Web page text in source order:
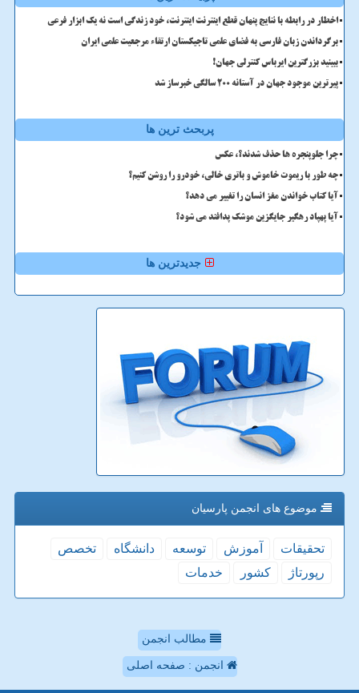
اخطار در رابطه با نتایج پنهان قطع اینترنت اینترنت، خود زندگی است نه یک ابزار فرعی
برگرداندن زبان فارسی به فضای علمی تاجیکستان ارتقاء مرجعیت علمی ایران
ببینید بزرگترین ایرباس کنترلی جهان!
پیرترین موجود جهان در آستانه ۲۰۰ سالگی خبرساز شد
پربحث ترین ها
چرا جلوپنجره ها حذف شدند؟، عکس
چه طور با ریموت خاموش و باتری خالی، خودرو را روشن کنیم؟
آیا کتاب خواندن مغز انسان را تغییر می دهد؟
آیا پهپاد رهگیر جایگزین موشک پدافند می شود؟
جدیدترین ها
موضوع های انجمن پارسیان
تحقیقات آموزش توسعه دانشگاه
تخصص
رپورتاژ
كشور خدمات
مطالب انجمن
انجمن : صفحه اصلی